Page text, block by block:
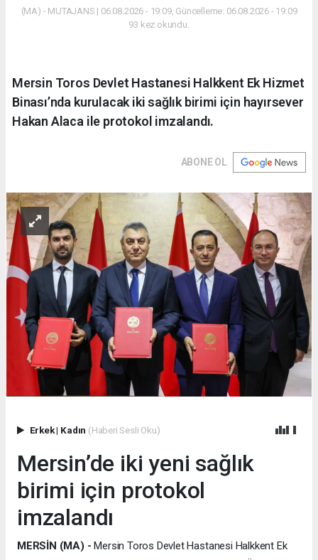
(MA) - MUTAJANS | 06.08.2026 - 19:09, Güncelleme: 06.08.2026 - 19:09
93 kez okundu.
Mersin Toros Devlet Hastanesi Halkkent Ek Hizmet
Binası’nda kurulacak iki sağlık birimi için hayırsever
Hakan Alaca ile protokol imzalandı.
ABONE OL
Erkek| Kadın (Haberi Sesli Oku)
Mersin’de iki yeni sağlık
birimi için protokol
imzalandı
MERSİN (MA) - Mersin Toros Devlet Hastanesi Halkkent Ek